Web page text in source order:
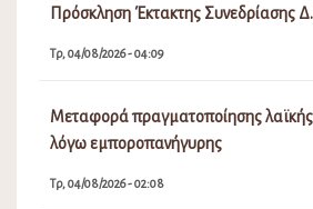
Πρόσκληση Έκτακτης Συνεδρίασης
Τρ, 04/08/2026 - 04:09
Μεταφορά πραγματοποίησης
λόγω εμποροπανήγυρης
Τρ, 04/08/2026 - 02:08